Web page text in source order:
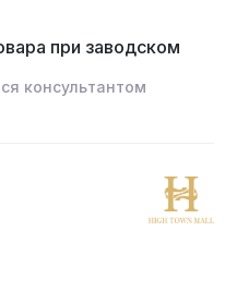
при заводском
консультантом